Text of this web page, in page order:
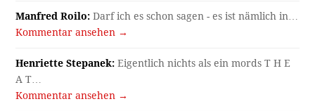
Manfred Roilo: Darf ich es schon sagen - es ist nämlich in…
Kommentar ansehen →
Henriette Stepanek: Eigentlich nichts als ein mords T H E
A T…
Kommentar ansehen →